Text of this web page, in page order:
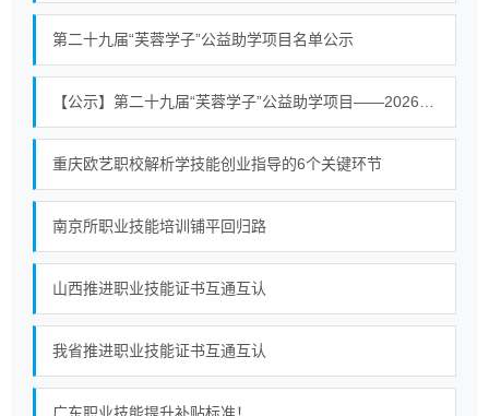
第二十九届“芙蓉学子”公益助学项目名单公示
重庆欧艺职校解析学技能创业指导的6个关键环节
南京所职业技能培训铺平回归路
山西推进职业技能证书互通互认
我省推进职业技能证书互通互认